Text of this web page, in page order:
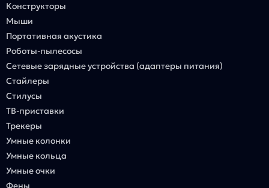
Конструкторы
Мыши
Портативная акустика
Роботы-пылесосы
Сетевые зарядные устройства (адаптеры питания)
Стайлеры
Стилусы
ТВ-приставки
Трекеры
Умные колонки
Умные кольца
Умные очки
Фены